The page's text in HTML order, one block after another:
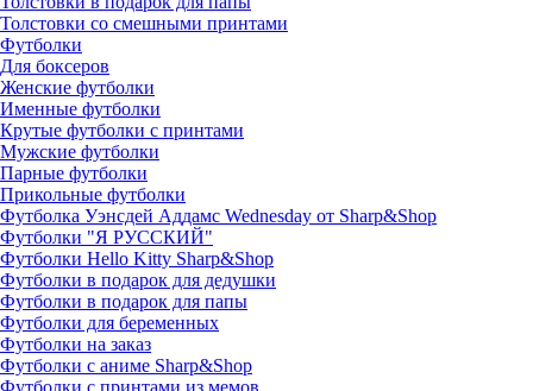
Толстовки со смешными принтами
Футболки
Для боксеров
Женские футболки
Именные футболки
Крутые футболки с принтами
Мужские футболки
Парные футболки
Прикольные футболки
Футболка Уэнсдей Аддамс Wednesday от Sharp&Shop
Футболки "Я РУССКИЙ"
Футболки Hello Kitty Sharp&Shop
Футболки в подарок для дедушки
Футболки в подарок для папы
Футболки для беременных
Футболки на заказ
Футболки с аниме Sharp&Shop
Футболки с принтами из мемов